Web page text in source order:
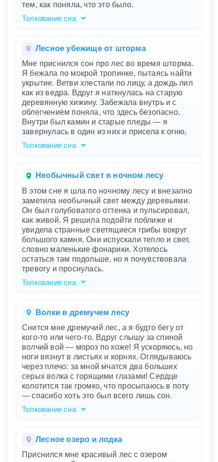
тем, как поняла, что это было.
Толкование сна
Сон о заблудившейся в тёмном лесу
символизирует состояние внутренней
неуверенности и растерянности. Густой лес -
обстоятельств, которые кажутся сложными и
непрозрачными. Ваши попытки найти
тропинку указывают на поиски выхода из
сложной ситуации или ответов на важные
вопросы. Паника показывает ваше
эмоциональное напряжение и тревогу. Однако
слабый свет вдали символизирует надежду и
путь к решению ваших проблем, даже если вы
ещё не понимаете его источник. Этот свет
говорит о том, что выход близок, и всё вскоре
прояснится.
Лесное убежище от шторма
Мне приснился сон про лес во время шторма.
Я бежала по мокрой тропинке, пытаясь найти
укрытие. Ветви хлестали по лицу, а дождь лил
как из ведра. Вдруг я наткнулась на старую
деревянную хижину. Забежала внутрь и с
облегчением поняла, что здесь безопасно.
Внутри был камин и старые пледы — я
завернулась в один из них и присела к огню.
Толкование сна
Вам приснился сон, в котором бушует шторм и
вы ищете укрытие в лесу. Это может
символизировать вашу внутреннюю борьбу
сейчас находитесь. Мокрая тропинка и
хлещущие ветви указывают на трудности, с
которыми вы сталкиваетесь. Но, как только вы
находите старую хижину и камин, это
представляет место безопасности и
утешения. Хижина и огонь символизируют
ваше стремление к внутреннему покою и
стабильности.
Необычный свет в ночном лесу
В этом сне я шла по ночному лесу и внезапно
заметила необычный свет между деревьями.
Он был голубоватого оттенка и пульсировал,
как живой. Я решила подойти поближе и
увидела странные светящиеся грибы вокруг
большого камня. Они испускали тепло и свет,
словно маленькие фонарики. Хотелось
остаться там подольше, но я почувствовала
тревогу и проснулась.
Толкование сна
Ваш сон о ночном лесу и светящихся грибах –
это поистине магическая картина,
скрывающая глубинный смысл. Лес
ночь - загадочные и еще неизведанные
аспекты вашего подсознания. Голубоватый
свет указывает на интуицию и духовное
просветление, он словно приглашает вас
исследовать новые горизонты вашей души.
Грибы, излучающие тепло и свет, могут
означать скрытые таланты или возможности,
которые вы ещё не полностью осознали.
Однако тревога в конце сна предупреждает о
необходимости осторожности и осознанного
подхода к этим новым открытиям.
Волки в дремучем лесу
Снится мне дремучий лес, а я будто бегу от
кого-то или чего-то. Вдруг слышу за спиной
волчий вой — мороз по коже! Я ускоряюсь, но
ноги вязнут в листьях и корнях. Оглядываюсь
через плечо: за мной мчатся два больших
серых волка с горящими глазами! Сердце
колотится так громко, что просыпаюсь в поту
— спасибо хоть это был всего лишь сон.
Толкование сна
Ваш сон о дремучем лесу и волках
символизирует глубоко скрытые страхи и
беспокойства, от которых вы пытаетесь
мир вашего подсознания, где прячутся
Лесное озеро и лодка
Приснился мне красивый лес с озером